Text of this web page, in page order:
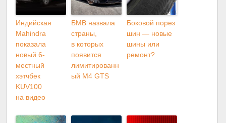
Индийская
Mahindra
показала
новый 6-
местный
хэтчбек
KUV100
на видео
БМВ назвала
страны,
в которых
появится
лимитированн
ый M4 GTS
Боковой порез
шин — новые
шины или
ремонт?